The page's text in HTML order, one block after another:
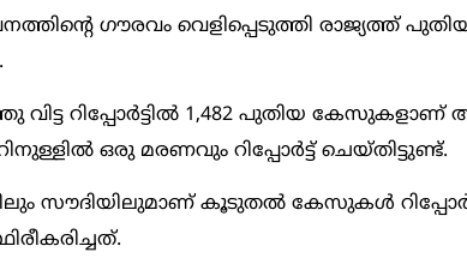
ഗൗരവം വെളിപ്പെടുത്തി രാജ്യത്ത്
റിപ്പോര്‍ട്ടില്‍ 1,482 പുതിയ
ഒരു മരണവും റിപ്പോര്‍ട്ട് ചെയ്തിട്ടുണ്ട്.
സൗദിയിലുമാണ് കൂടുതല്‍ കേസുകള്‍ റിപ്പോര്‍ട്ട്